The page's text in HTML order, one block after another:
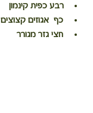
רבע כפית קינמון
כף  אגוזים קצוצים
חצי גזר מגורר